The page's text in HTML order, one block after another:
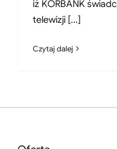
iż KORBANK
telewizji [...]
Czytaj dalej